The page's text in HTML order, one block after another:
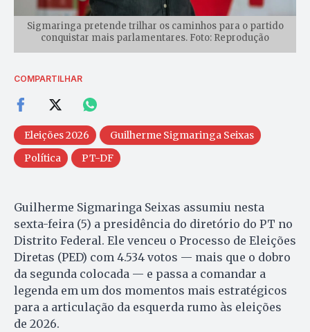
Sigmaringa pretende trilhar os caminhos para o partido
conquistar mais parlamentares. Foto: Reprodução
COMPARTILHAR
Eleições 2026
Guilherme Sigmaringa Seixas
Política
PT-DF
Guilherme Sigmaringa Seixas assumiu nesta
sexta-feira (5) a presidência do diretório do PT no
Distrito Federal. Ele venceu o Processo de Eleições
Diretas (PED) com 4.534 votos — mais que o dobro
da segunda colocada — e passa a comandar a
legenda em um dos momentos mais estratégicos
para a articulação da esquerda rumo às eleições
de 2026.